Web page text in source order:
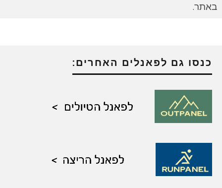
באתר.
כנסו גם לפאנלים האחרים: